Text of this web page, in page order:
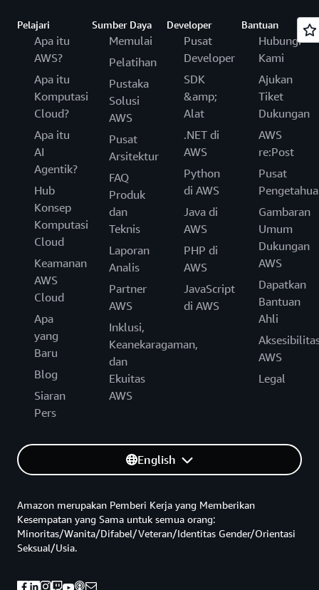
Pelajari
Apa itu
AWS?
Apa itu
Komputasi
Cloud?
Apa itu
AI
Agentik?
Hub
Konsep
Komputasi
Cloud
Keamanan
AWS
Cloud
Apa
yang
Baru
Blog
Siaran
Pers
Sumber Daya
Memulai
Pelatihan
Pustaka
Solusi
AWS
Pusat
Arsitektur
FAQ
Produk
dan
Teknis
Laporan
Analis
Partner
AWS
Inklusi,
Keanekaragaman,
dan
Ekuitas
AWS
Developer
Pusat
Developer
SDK
&amp;
Alat
.NET di
AWS
Python
di AWS
Java di
AWS
PHP di
AWS
JavaScript
di AWS
Bantuan
Hubungi
Kami
Ajukan
Tiket
Dukungan
AWS
re:Post
Pusat
Gambaran
Umum
Dukungan
AWS
Dapatkan
Bantuan
Ahli
AWS
Legal
English
Amazon merupakan Pemberi Kerja yang Memberikan
Kesempatan yang Sama untuk semua orang:
Minoritas/Wanita/Difabel/Veteran/Identitas Gender/Orientasi
Seksual/Usia.